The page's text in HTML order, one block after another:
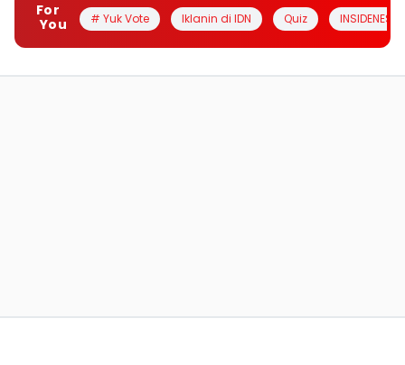
For
You
# Yuk Vote Iklanin di IDN Quiz INSIDENESIA